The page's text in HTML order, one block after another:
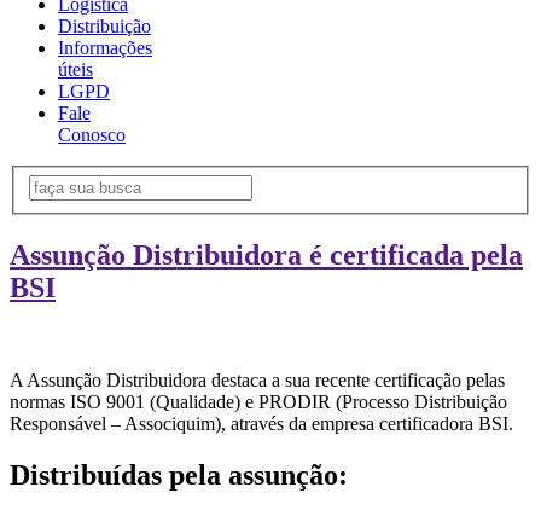
Logística
Distribuição
Informações
úteis
LGPD
Fale
Conosco
Assunção Distribuidora é certificada pela
BSI
A Assunção Distribuidora destaca a sua recente certificação pelas
normas ISO 9001 (Qualidade) e PRODIR (Processo Distribuição
Responsável – Associquim), através da empresa certificadora BSI.
Distribuídas pela assunção: